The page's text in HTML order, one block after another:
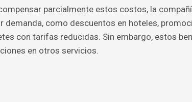
parcialmente estos costos, la
demanda, como descuentos en hoteles,
con tarifas reducidas. Sin embargo, estos
en otros servicios.